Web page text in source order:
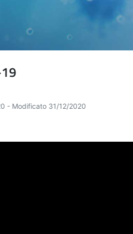
- Modificato 31/12/2020